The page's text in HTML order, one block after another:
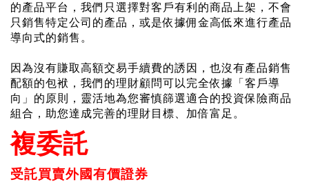
的產品平台，我們只選擇對客戶有利的商品上架，不會
只銷售特定公司的產品，或是依據佣金高低來進行產品
導向式的銷售。
因為沒有賺取高額交易手續費的誘因，也沒有產品銷售
配額的包袱，我們的理財顧問可以完全依據「客戶導
向」的原則，靈活地為您審慎篩選適合的投資保險商品
組合，助您達成完善的理財目標、加倍富足。
複委託
受託買賣外國有價證券